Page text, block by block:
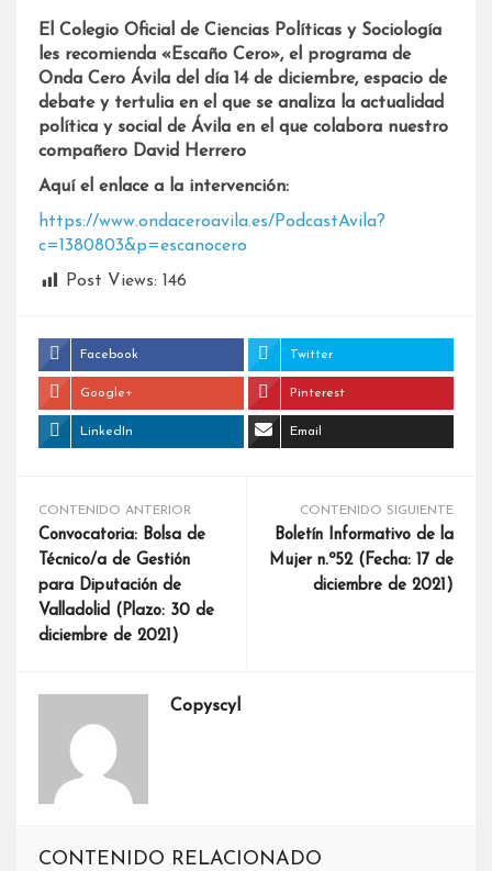
El Colegio Oficial de Ciencias Políticas y Sociología
les recomienda «Escaño Cero», el programa de
Onda Cero Ávila del día 14 de diciembre, espacio de
debate y tertulia en el que se analiza la actualidad
política y social de Ávila en el que colabora nuestro
compañero David Herrero
Aquí el enlace a la intervención:
https://www.ondaceroavila.es/PodcastAvila?
c=1380803&p=escanocero
Post Views: 146
Facebook Twitter
Google+ Pinterest
LinkedIn Email
CONTENIDO ANTERIOR
Convocatoria: Bolsa de
Técnico/a de Gestión
para Diputación de
Valladolid (Plazo: 30 de
diciembre de 2021)
CONTENIDO SIGUIENTE
Boletín Informativo de la
Mujer n.º52 (Fecha: 17 de
diciembre de 2021)
Copyscyl
CONTENIDO RELACIONADO